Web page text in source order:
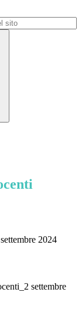
2024
settembre